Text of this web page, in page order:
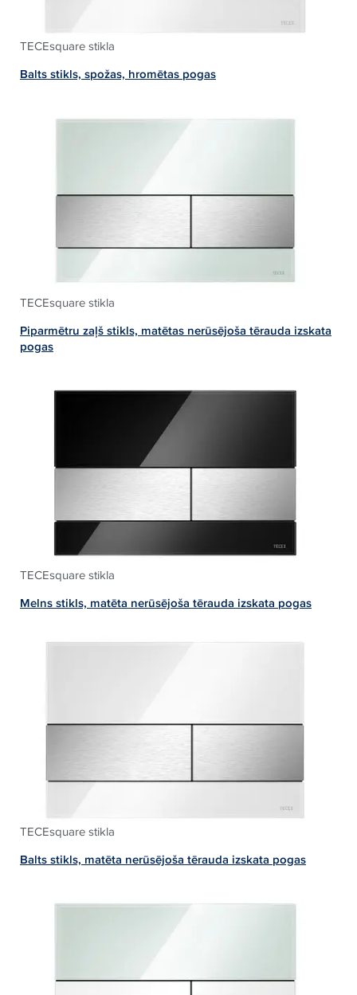
TECEsquare stikla
Balts stikls, spožas, hromētas pogas
TECEsquare stikla
Piparmētru zaļš stikls, matētas nerūsējoša tērauda izskata
pogas
TECEsquare stikla
Melns stikls, matēta nerūsējoša tērauda izskata pogas
TECEsquare stikla
Balts stikls, matēta nerūsējoša tērauda izskata pogas